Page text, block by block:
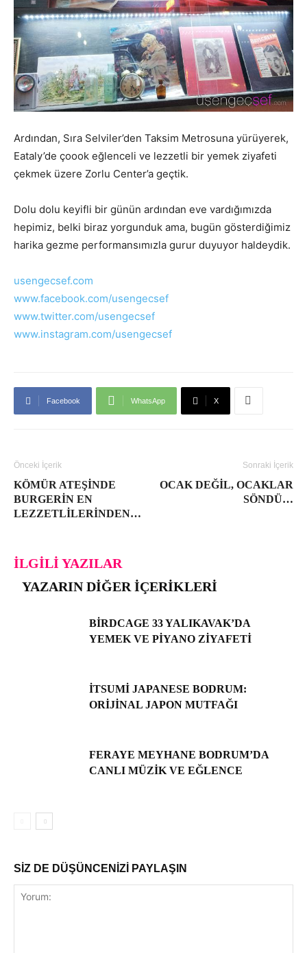
Ardından, Sıra Selviler’den Taksim Metrosuna yürüyerek,
Eataly’de çoook eğlenceli ve lezzetli bir yemek ziyafeti
çekmek üzere Zorlu Center’a geçtik.
Dolu dolu keyifli bir günün ardından eve vardığımızda
hepimiz, belki biraz yorgunduk ama, bugün gösterdiğimiz
harika gezme performansımızla gurur duyuyor haldeydik.
usengecsef.com
www.facebook.com/usengecsef
www.twitter.com/usengecsef
www.instagram.com/usengecsef
Facebook WhatsApp X
Önceki İçerik
KÖMÜR ATEŞINDE
BURGERIN EN
LEZZETLILERINDEN…
Sonraki İçerik
OCAK DEĞIL, OCAKLAR
SÖNDÜ…
İLGILI YAZILAR
YAZARIN DIĞER İÇERIKLERI
BIRDCAGE 33 YALIKAVAK’DA
YEMEK VE PIYANO ZIYAFETI
İTSUMI JAPANESE BODRUM:
ORIJINAL JAPON MUTFAĞI
FERAYE MEYHANE BODRUM’DA
CANLI MÜZIK VE EĞLENCE
SİZ DE DÜŞÜNCENİZİ PAYLAŞIN